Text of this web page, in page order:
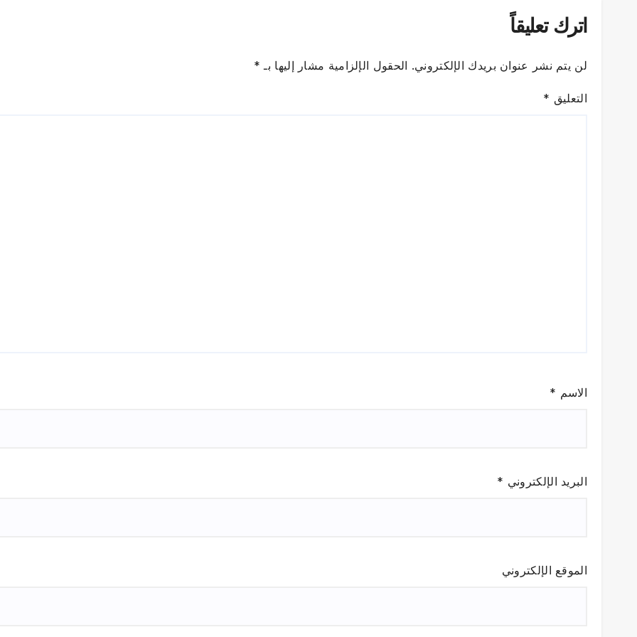
اترك تعليقاً
لن يتم نشر عنوان بريدك الإلكتروني. الحقول الإلزامية مشار إليها بـ *
التعليق *
الاسم *
البريد الإلكتروني *
الموقع الإلكتروني